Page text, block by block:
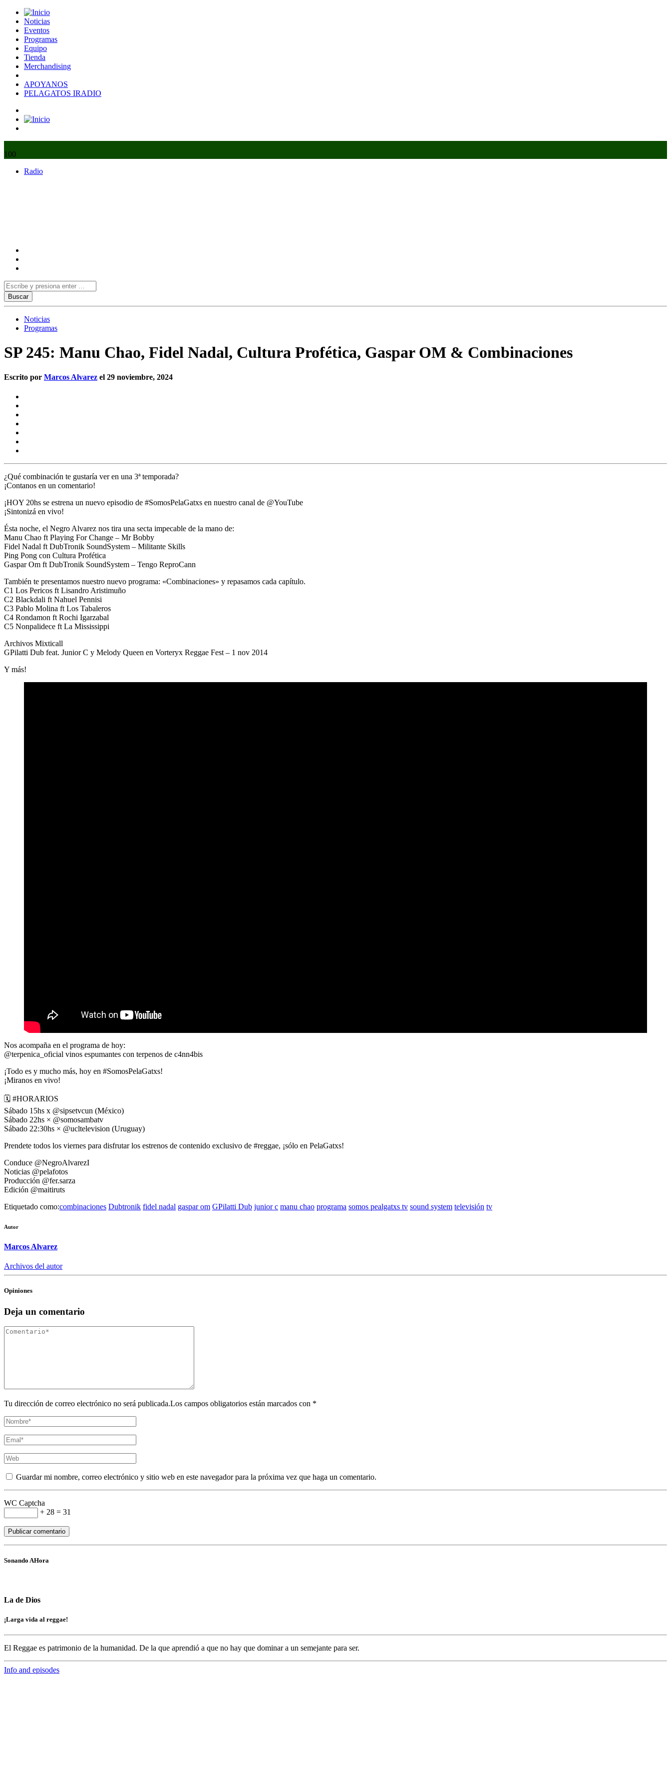
Noticias
Eventos
Programas
Equipo
Tienda
Merchandising
APOYANOS
PELAGATOS IRADIO
100
Radio
Noticias
Programas
SP 245: Manu Chao, Fidel Nadal, Cultura Profética, Gaspar OM & Combinaciones
Escrito por Marcos Alvarez el 29 noviembre, 2024
¿Qué combinación te gustaría ver en una 3ª temporada?
¡Contanos en un comentario!
¡HOY 20hs se estrena un nuevo episodio de #SomosPelaGatxs en nuestro canal de @YouTube
¡Sintonizá en vivo!
Ésta noche, el Negro Alvarez nos tira una secta impecable de la mano de:
Manu Chao ft Playing For Change – Mr Bobby
Fidel Nadal ft DubTronik SoundSystem – Militante Skills
Ping Pong con Cultura Profética
Gaspar Om ft DubTronik SoundSystem – Tengo ReproCann
También te presentamos nuestro nuevo programa: «Combinaciones» y repasamos cada capítulo.
C1 Los Pericos ft Lisandro Aristimuño
C2 Blackdali ft Nahuel Pennisi
C3 Pablo Molina ft Los Tabaleros
C4 Rondamon ft Rochi Igarzabal
C5 Nonpalidece ft La Mississippi
Archivos Mixticall
GPilatti Dub feat. Junior C y Melody Queen en Vorteryx Reggae Fest – 1 nov 2014
Y más!
Nos acompaña en el programa de hoy:
@terpenica_oficial vinos espumantes con terpenos de c4nn4bis
¡Todo es y mucho más, hoy en #SomosPelaGatxs!
¡Miranos en vivo!
🗓 #HORARIOS
Sábado 15hs x @sipsetvcun (México)
Sábado 22hs × @somosambatv
Sábado 22:30hs × @ucltelevision (Uruguay)
Prendete todos los viernes para disfrutar los estrenos de contenido exclusivo de #reggae, ¡sólo en PelaGatxs!
Conduce @NegroAlvarezI
Noticias @pelafotos
Producción @fer.sarza
Edición @maitiruts
Etiquetado como:combinaciones Dubtronik fidel nadal gaspar om GPilatti Dub junior c manu chao programa somos pealgatxs tv sound system televisión tv
Autor
Marcos Alvarez
Archivos del autor
Opiniones
Deja un comentario
Tu dirección de correo electrónico no será publicada.Los campos obligatorios están marcados con *
Guardar mi nombre, correo electrónico y sitio web en este navegador para la próxima vez que haga un comentario.
WC Captcha
+ 28 = 31
Sonando AHora
La de Dios
¡Larga vida al reggae!
El Reggae es patrimonio de la humanidad. De la que aprendió a que no hay que dominar a un semejante para ser.
Info and episodes